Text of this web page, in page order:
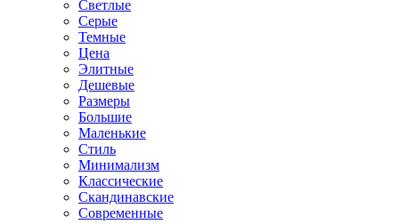
Светлые
Серые
Темные
Цена
Элитные
Дешевые
Размеры
Большие
Маленькие
Стиль
Минимализм
Классические
Скандинавские
Современные